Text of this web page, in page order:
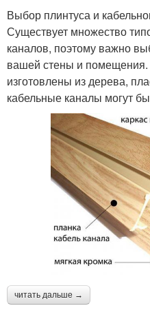
Выбор плинтуса и
Существует множество
каналов, поэтому важно
вашей стены и помещения.
изготовлены из дерева,
кабельные каналы могут
читать дальше →